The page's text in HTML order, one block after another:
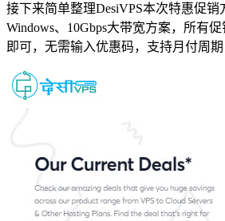
接下来简单整理DesiVPS本次特惠促销
Windows、10Gbps大带宽方案，所有
即可，无需输入优惠码，支持月付周期